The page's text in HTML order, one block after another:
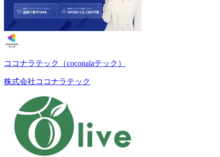
ココナラテック（coconalaテック）
株式会社ココナラテック